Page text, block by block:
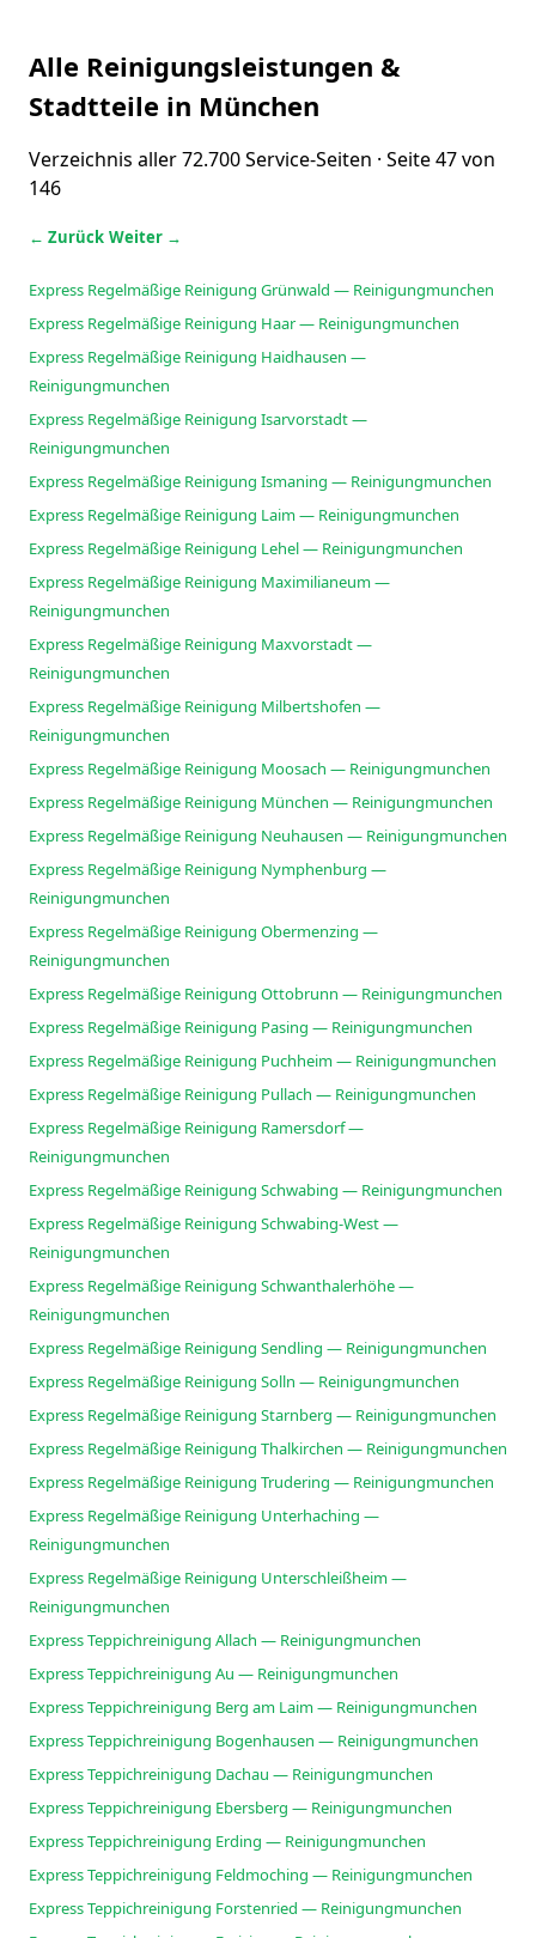
Alle Reinigungsleistungen &
Stadtteile in München
Verzeichnis aller 72.700 Service-Seiten · Seite 47 von
146
← Zurück Weiter →
Express Regelmäßige Reinigung Grünwald — Reinigungmunchen
Express Regelmäßige Reinigung Haar — Reinigungmunchen
Express Regelmäßige Reinigung Haidhausen —
Reinigungmunchen
Express Regelmäßige Reinigung Isarvorstadt —
Reinigungmunchen
Express Regelmäßige Reinigung Ismaning — Reinigungmunchen
Express Regelmäßige Reinigung Laim — Reinigungmunchen
Express Regelmäßige Reinigung Lehel — Reinigungmunchen
Express Regelmäßige Reinigung Maximilianeum —
Reinigungmunchen
Express Regelmäßige Reinigung Maxvorstadt —
Reinigungmunchen
Express Regelmäßige Reinigung Milbertshofen —
Reinigungmunchen
Express Regelmäßige Reinigung Moosach — Reinigungmunchen
Express Regelmäßige Reinigung München — Reinigungmunchen
Express Regelmäßige Reinigung Neuhausen — Reinigungmunchen
Express Regelmäßige Reinigung Nymphenburg —
Reinigungmunchen
Express Regelmäßige Reinigung Obermenzing —
Reinigungmunchen
Express Regelmäßige Reinigung Ottobrunn — Reinigungmunchen
Express Regelmäßige Reinigung Pasing — Reinigungmunchen
Express Regelmäßige Reinigung Puchheim — Reinigungmunchen
Express Regelmäßige Reinigung Pullach — Reinigungmunchen
Express Regelmäßige Reinigung Ramersdorf —
Reinigungmunchen
Express Regelmäßige Reinigung Schwabing — Reinigungmunchen
Express Regelmäßige Reinigung Schwabing-West —
Reinigungmunchen
Express Regelmäßige Reinigung Schwanthalerhöhe —
Reinigungmunchen
Express Regelmäßige Reinigung Sendling — Reinigungmunchen
Express Regelmäßige Reinigung Solln — Reinigungmunchen
Express Regelmäßige Reinigung Starnberg — Reinigungmunchen
Express Regelmäßige Reinigung Thalkirchen — Reinigungmunchen
Express Regelmäßige Reinigung Trudering — Reinigungmunchen
Express Regelmäßige Reinigung Unterhaching —
Reinigungmunchen
Express Regelmäßige Reinigung Unterschleißheim —
Reinigungmunchen
Express Teppichreinigung Allach — Reinigungmunchen
Express Teppichreinigung Au — Reinigungmunchen
Express Teppichreinigung Berg am Laim — Reinigungmunchen
Express Teppichreinigung Bogenhausen — Reinigungmunchen
Express Teppichreinigung Dachau — Reinigungmunchen
Express Teppichreinigung Ebersberg — Reinigungmunchen
Express Teppichreinigung Erding — Reinigungmunchen
Express Teppichreinigung Feldmoching — Reinigungmunchen
Express Teppichreinigung Forstenried — Reinigungmunchen